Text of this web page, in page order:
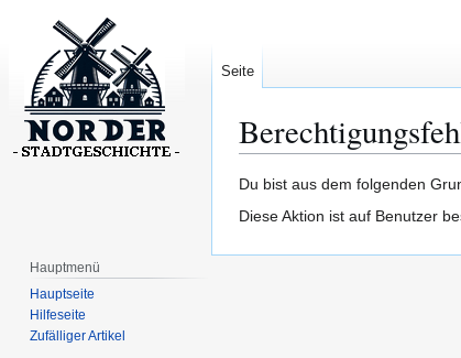
Zur
Navigation
Zur
Suche
Du bist aus dem folgenden
Diese Aktion ist auf Benutzer
Seite
Hauptmenü
Hauptseite
Hilfeseite
Zufälliger Artikel